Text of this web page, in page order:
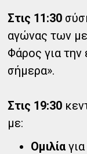
Στις 11:30
αγώνας των
Φάρος για την
σήμερα».
Στις 19:30
με:
Ομιλία